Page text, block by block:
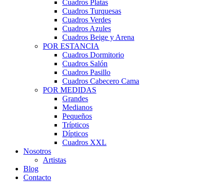
Cuadros Platas
Cuadros Turquesas
Cuadros Verdes
Cuadros Azules
Cuadros Beige y Arena
POR ESTANCIA
Cuadros Dormitorio
Cuadros Salón
Cuadros Pasillo
Cuadros Cabecero Cama
POR MEDIDAS
Grandes
Medianos
Pequeños
Trípticos
Dípticos
Cuadros XXL
Nosotros
Artistas
Blog
Contacto